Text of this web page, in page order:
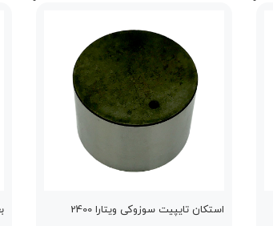
استكان تایپیت سوزوکی ویتارا 2400